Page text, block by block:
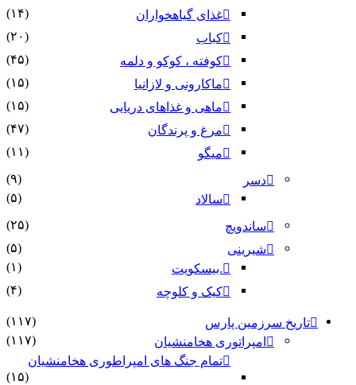
غذای گیاهخواران
(۱۴)
کباب
(۲۰)
کوفته ، کوکو و دلمه
(۴۵)
ماکارونی و لازانیا
(۱۵)
ماهی و غذاهای دریایی
(۱۵)
مرغ و پرندگان
(۴۷)
میگو
(۱۱)
دسر
(۹)
سالاد
(۵)
ساندویچ
(۲۵)
شیرینی
(۵)
.بیسکویت
(۱)
کیک و کلوچه
(۴)
تاریخ سرزمین پارس
(۱۱۷)
امپراتوری هخامنشیان
(۱۱۷)
تمام جنگ های امپراطوری هخامنشیان
(۱۵)